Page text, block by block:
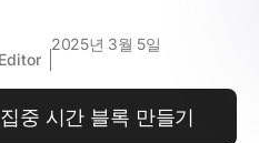
2025년 3월 5일
중 시간 블록 만들기